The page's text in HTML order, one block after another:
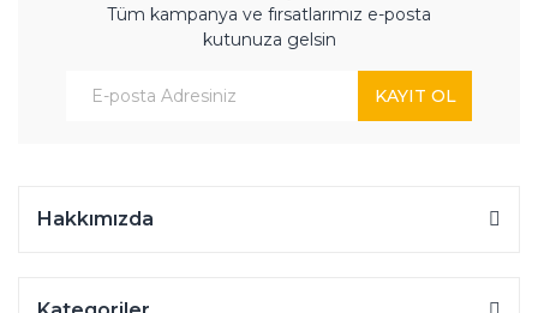
Tüm kampanya ve fırsatlarımız e-posta
kutunuza gelsin
KAYIT OL
Hakkımızda